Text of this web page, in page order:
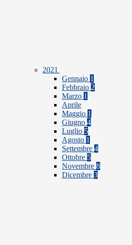
2021
Gennaio 1
Febbraio 2
Marzo 1
Aprile
Maggio 1
Giugno 4
Luglio 5
Agosto 1
Settembre 4
Ottobre 5
Novembre 8
Dicembre 3